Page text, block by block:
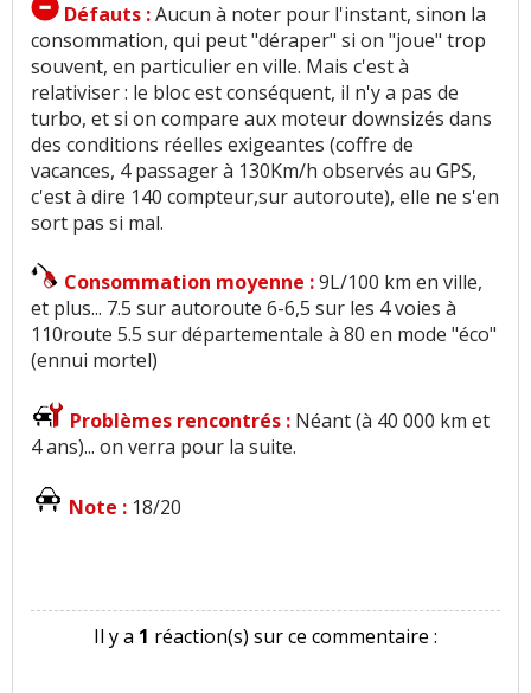
Défauts :Aucun à noter pour l'instant, sinon la
consommation, qui peut "déraper" si on "joue" trop
souvent, en particulier en ville. Mais c'est à
relativiser : le bloc est conséquent, il n'y a pas de
turbo, et si on compare aux moteur downsizés dans
des conditions réelles exigeantes (coffre de
vacances, 4 passager à 130Km/h observés au GPS,
c'est à dire 140 compteur,sur autoroute), elle ne s'en
sort pas si mal.
Consommation moyenne :9L/100 km en ville,
et plus... 7.5 sur autoroute 6-6,5 sur les 4 voies à
110route 5.5 sur départementale à 80 en mode "éco"
(ennui mortel)
Problèmes rencontrés : Néant (à 40 000 km et
4 ans)... on verra pour la suite.
Note : 18/20
Il y a 1 réaction(s) sur ce commentaire :